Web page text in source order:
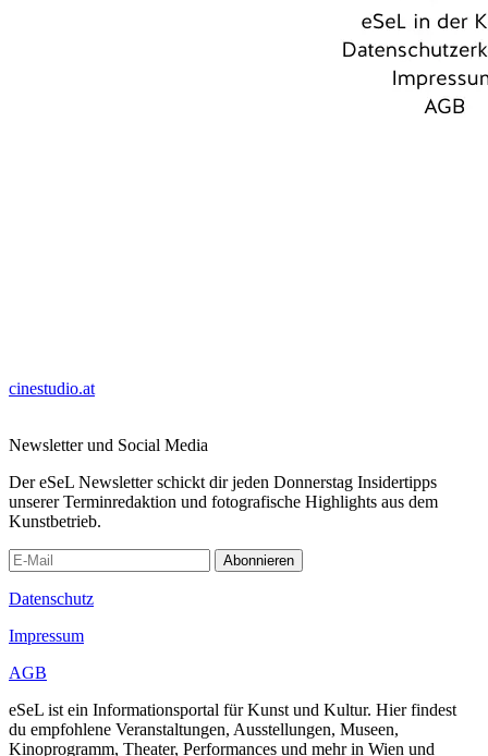
cinestudio.at
Newsletter und Social Media
Der eSeL Newsletter schickt dir jeden Donnerstag Insidertipps
unserer Terminredaktion und fotografische Highlights aus dem
Kunstbetrieb.
Abonnieren
Datenschutz
Impressum
AGB
eSeL ist ein Informationsportal für Kunst und Kultur. Hier findest
du empfohlene Veranstaltungen, Ausstellungen, Museen,
Kinoprogramm, Theater, Performances und mehr in Wien und